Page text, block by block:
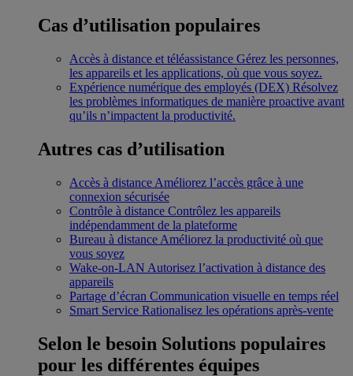
Cas d’utilisation populaires
Accès à distance et téléassistance Gérez les personnes,
les appareils et les applications, où que vous soyez.
Expérience numérique des employés (DEX) Résolvez
les problèmes informatiques de manière proactive avant
qu’ils n’impactent la productivité.
Autres cas d’utilisation
Accès à distance Améliorez l’accès grâce à une
connexion sécurisée
Contrôle à distance Contrôlez les appareils
indépendamment de la plateforme
Bureau à distance Améliorez la productivité où que
vous soyez
Wake-on-LAN Autorisez l’activation à distance des
appareils
Partage d’écran Communication visuelle en temps réel
Smart Service Rationalisez les opérations après-vente
Selon le besoin Solutions populaires
pour les différentes équipes